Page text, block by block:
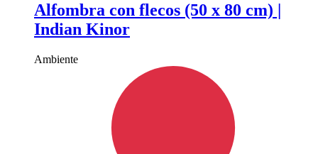
Alfombra con flecos (50 x 80 cm) |
Indian Kinor
Ambiente